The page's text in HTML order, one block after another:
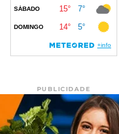
PUBLICIDADE